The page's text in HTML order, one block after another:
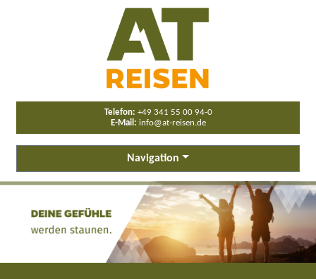
Telefon: +49 341 55 00 94-0
E-Mail: info@at-reisen.de
Navigation